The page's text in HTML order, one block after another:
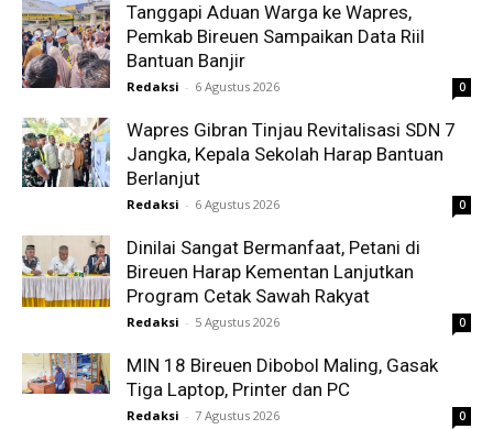
Tanggapi Aduan Warga ke Wapres,
Pemkab Bireuen Sampaikan Data Riil
Bantuan Banjir
Redaksi - 6 Agustus 2026 0
Wapres Gibran Tinjau Revitalisasi SDN 7
Jangka, Kepala Sekolah Harap Bantuan
Berlanjut
Redaksi - 6 Agustus 2026 0
Dinilai Sangat Bermanfaat, Petani di
Bireuen Harap Kementan Lanjutkan
Program Cetak Sawah Rakyat
Redaksi - 5 Agustus 2026 0
MIN 18 Bireuen Dibobol Maling, Gasak
Tiga Laptop, Printer dan PC
Redaksi - 7 Agustus 2026 0